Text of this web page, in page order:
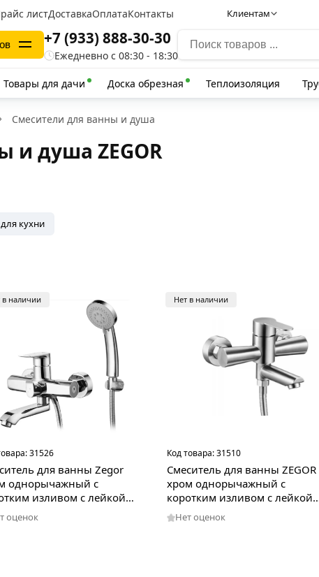
листДоставкаОплатаКонтакты Клиентам
+7 (933) 888-30-30
Ежедневно с 08:30 - 18:30
Товары для дачи Доска обрезная Теплоизоляция
Смесители для ванны и душа
и душа ZEGOR
кухни
в наличии
31526
для ванны Zegor
однорычажный с
изливом с лейкой
A134
оценок
Нет в наличии
Код товара:31510
Смеситель для ванны ZEGOR
хром однорычажный с
коротким изливом с лейкой
JAT3-A094
Нет оценок